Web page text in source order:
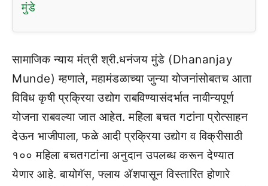
मुंडे
सामाजिक न्याय मंत्री श्री.धनंजय मुंडे (Dhananjay
Munde) म्हणाले, महामंडळाच्या जुन्या योजनांसोबतच आता
विविध कृषी प्रक्रिया उद्योग राबविण्यासंदर्भात नावीन्यपूर्ण
योजना राबवल्या जात आहेत. महिला बचत गटांना प्रोत्साहन
देऊन भाजीपाला, फळे आदी प्रक्रिया उद्योग व विक्रीसाठी
१०० महिला बचतगटांना अनुदान उपलब्ध करून देण्यात
येणार आहे. बायोगॅस, फ्लाय ॲशपासून विस्तारित होणारे